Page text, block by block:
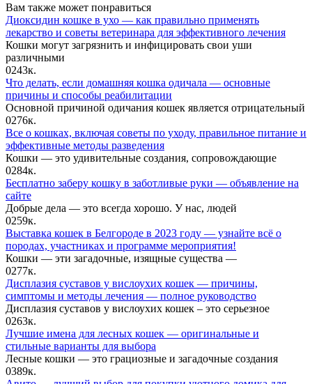
Вам также может понравиться
Диоксидин кошке в ухо — как правильно применять
лекарство и советы ветеринара для эффективного лечения
Кошки могут загрязнить и инфицировать свои уши
различными
0243к.
Что делать, если домашняя кошка одичала — основные
причины и способы реабилитации
Основной причиной одичания кошек является отрицательный
0276к.
Все о кошках, включая советы по уходу, правильное питание и
эффективные методы разведения
Кошки — это удивительные создания, сопровождающие
0284к.
Бесплатно заберу кошку в заботливые руки — объявление на
сайте
Добрые дела — это всегда хорошо. У нас, людей
0259к.
Выставка кошек в Белгороде в 2023 году — узнайте всё о
породах, участниках и программе мероприятия!
Кошки — эти загадочные, изящные существа —
0277к.
Дисплазия суставов у вислоухих кошек — причины,
симптомы и методы лечения — полное руководство
Дисплазия суставов у вислоухих кошек – это серьезное
0263к.
Лучшие имена для лесных кошек — оригинальные и
стильные варианты для выбора
Лесные кошки — это грациозные и загадочные создания
0389к.